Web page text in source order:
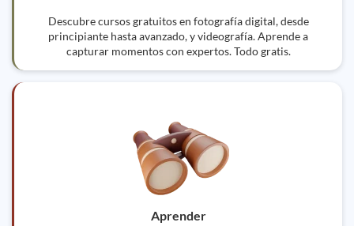
Descubre cursos gratuitos en fotografía digital, desde
principiante hasta avanzado, y videografía. Aprende a
capturar momentos con expertos. Todo gratis.
Aprender